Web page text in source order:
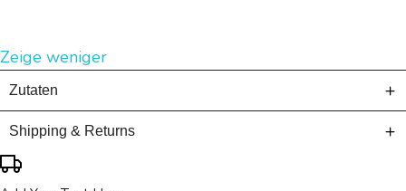
Zeige weniger
Zutaten
Shipping & Returns